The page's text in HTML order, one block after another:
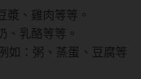
漿、雞肉等等。
、乳酪等等。
如：粥、蒸蛋、豆腐等